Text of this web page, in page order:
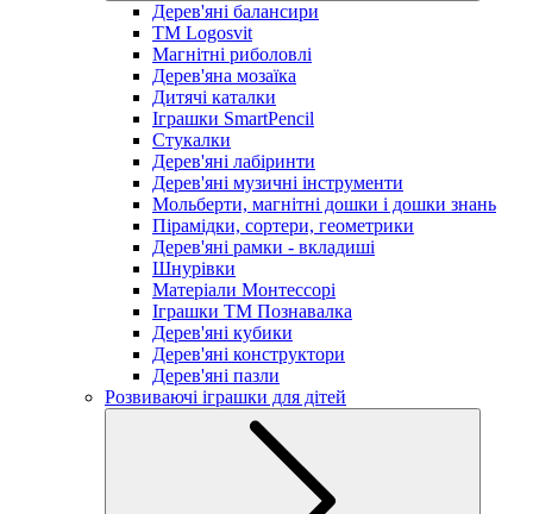
Дерев'яні балансири
TM Logosvit
Магнітні риболовлі
Дерев'яна мозаїка
Дитячі каталки
Іграшки SmartPencil
Стукалки
Дерев'яні лабіринти
Дерев'яні музичні інструменти
Мольберти, магнітні дошки і дошки знань
Пірамідки, сортери, геометрики
Дерев'яні рамки - вкладиші
Шнурівки
Матеріали Монтессорі
Іграшки ТМ Познавалка
Дерев'яні кубики
Дерев'яні конструктори
Дерев'яні пазли
Розвиваючі іграшки для дітей